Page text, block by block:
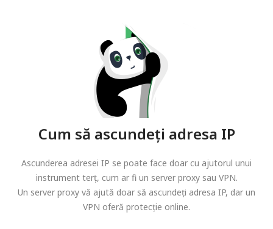
Cum să ascundeți adresa IP
Ascunderea adresei IP se poate face doar cu ajutorul unui
instrument terț, cum ar fi un server proxy sau VPN.
Un server proxy vă ajută doar să ascundeți adresa IP, dar un
VPN oferă protecție online.